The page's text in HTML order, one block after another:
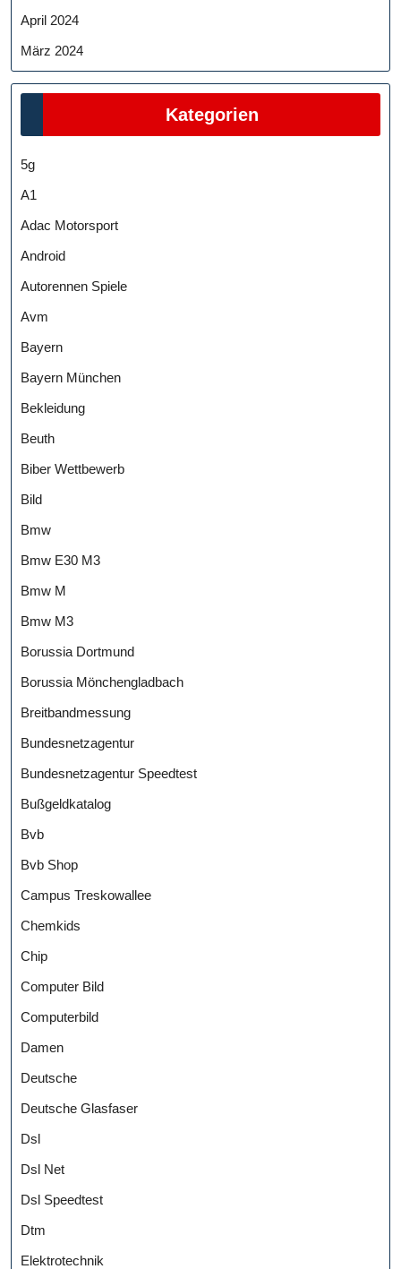
April 2024
März 2024
Kategorien
5g
A1
Adac Motorsport
Android
Autorennen Spiele
Avm
Bayern
Bayern München
Bekleidung
Beuth
Biber Wettbewerb
Bild
Bmw
Bmw E30 M3
Bmw M
Bmw M3
Borussia Dortmund
Borussia Mönchengladbach
Breitbandmessung
Bundesnetzagentur
Bundesnetzagentur Speedtest
Bußgeldkatalog
Bvb
Bvb Shop
Campus Treskowallee
Chemkids
Chip
Computer Bild
Computerbild
Damen
Deutsche
Deutsche Glasfaser
Dsl
Dsl Net
Dsl Speedtest
Dtm
Elektrotechnik